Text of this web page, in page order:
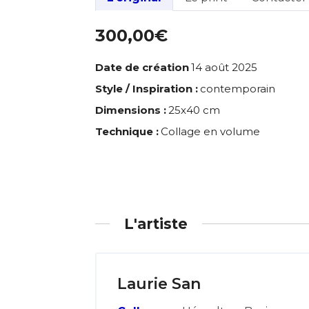
300,00€
Date de création14 août 2025
Style / Inspiration : contemporain
Dimensions :25x40 cm
Technique : Collage en volume
L'artiste
Laurie San